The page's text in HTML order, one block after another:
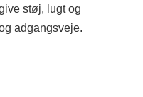
støj, lugt og
adgangsveje.